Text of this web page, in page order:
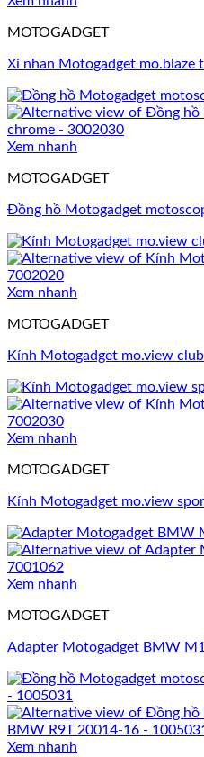
MOTOGADGET
Xi nhan Motogadget mo.blaze
Xem nhanh
MOTOGADGET
Đồng hồ Motogadget
Xem nhanh
MOTOGADGET
Kính Motogadget mo.view
Xem nhanh
MOTOGADGET
Kính Motogadget mo.view
Xem nhanh
MOTOGADGET
Adapter Motogadget BMW
Xem nhanh